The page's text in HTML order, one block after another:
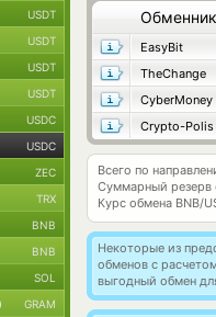
Обменник
EasyBit
TheChange
CyberMoney
Crypto-Polis
Всего по
Суммарный резерв
Курс обмена BNB/
Некоторые из
обменов с
выгодный обмен
USDT
USDT
USDT
USDT
USDC
USDC
ZEC
TRX
BNB
BNB
SOL
GRAM